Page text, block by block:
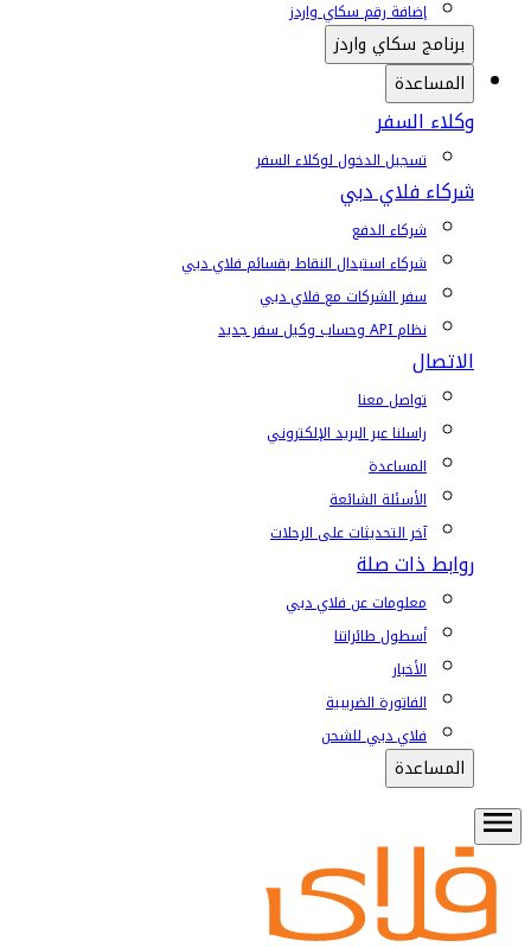
إضافة رقم سكاي واردز
برنامج سكاي واردز
المساعدة
وكلاء السفر
تسجيل الدخول لوكلاء السفر
شركاء فلاي دبي
شركاء الدفع
شركاء استبدال النقاط بقسائم فلاي دبي
سفر الشركات مع فلاي دبي
نظام API وحساب وكيل سفر جديد
الاتصال
تواصل معنا
راسلنا عبر البريد الإلكتروني
المساعدة
الأسئلة الشائعة
آخر التحديثات على الرحلات
روابط ذات صلة
معلومات عن فلاي دبي
أسطول طائراتنا
الأخبار
الفاتورة الضريبية
فلاي دبي للشحن
المساعدة